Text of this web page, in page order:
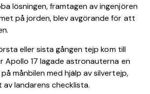
lösningen, framtagen av ingenjören
på jorden, blev avgörande för att
eller sista gången tejp kom till
Apollo 17 lagade astronauterna en
månbilen med hjälp av silvertejp,
landarens checklista.